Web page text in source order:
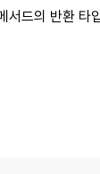
드의 반환 타